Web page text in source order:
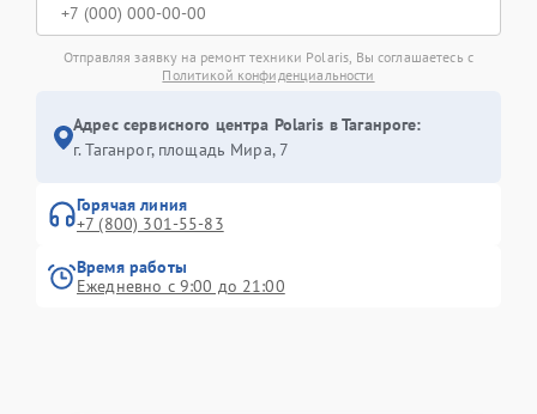
Отправляя заявку на ремонт техники Polaris, Вы соглашаетесь с
Политикой конфиденциальности
Адрес сервисного центра Polaris в Таганроге:
г. Таганрог, площадь Мира, 7
Горячая линия
+7 (800) 301-55-83
Время работы
Ежедневно с 9:00 до 21:00